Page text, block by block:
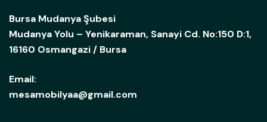
Bursa Mudanya Şubesi
Mudanya Yolu – Yenikaraman, Sanayi Cd. No:150 D:1,
16160 Osmangazi / Bursa
Email:
mesamobilyaa@gmail.com